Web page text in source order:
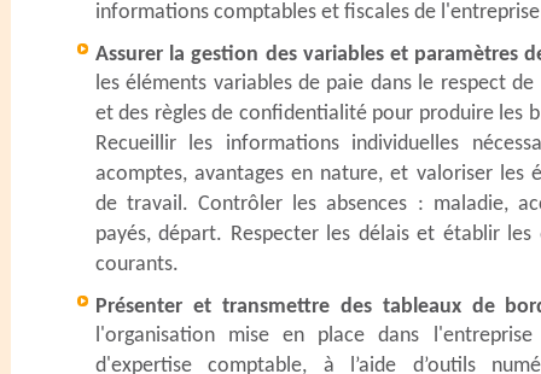
informations comptables et fiscales de
Assurer la gestion des variables et paramètres
les éléments variables de paie dans le respect
et des règles de confidentialité pour produire les
Recueillir les informations individuelles
acomptes, avantages en nature, et valoriser les
de travail. Contrôler les absences : maladie,
payés, départ. Respecter les délais et établir
courants.
Présenter et transmettre des tableaux de
l'organisation mise en place dans
d'expertise comptable, à l’aide d’outils